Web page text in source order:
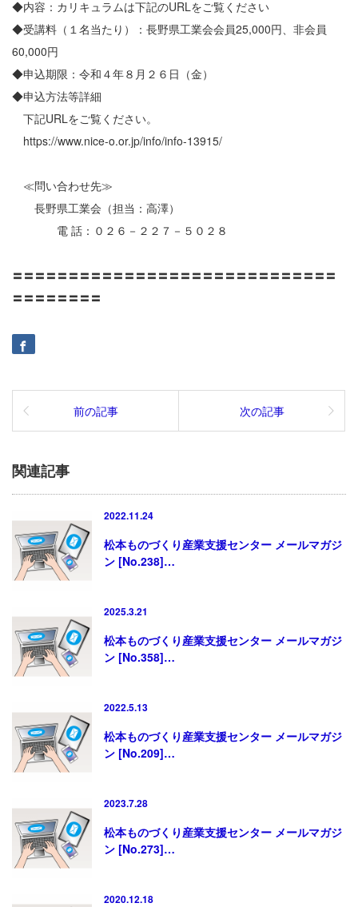
◆内容：カリキュラムは下記のURLをご覧ください
◆受講料（１名当たり）：長野県工業会会員25,000円、非会員
60,000円
◆申込期限：令和４年８月２６日（金）
◆申込方法等詳細
下記URLをご覧ください。
https://www.nice-o.or.jp/info/info-13915/
≪問い合わせ先≫
長野県工業会（担当：高澤）
電 話：０２６－２２７－５０２８
〓〓〓〓〓〓〓〓〓〓〓〓〓〓〓〓〓〓〓〓〓〓〓〓〓〓〓〓〓
〓〓〓〓〓〓〓〓
前の記事 次の記事
関連記事
2022.11.24
松本ものづくり産業支援センター メールマガジ
ン [No.238]…
2025.3.21
松本ものづくり産業支援センター メールマガジ
ン [No.358]…
2022.5.13
松本ものづくり産業支援センター メールマガジ
ン [No.209]…
2023.7.28
松本ものづくり産業支援センター メールマガジ
ン [No.273]…
2020.12.18